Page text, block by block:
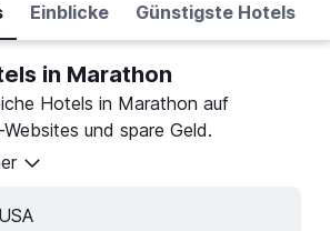
Einblicke Günstigste Hotels
in Marathon
Hotels in Marathon auf
und spare Geld.